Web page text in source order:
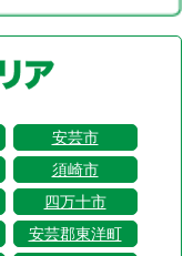
安芸市
須崎市
四万十市
安芸郡東洋町